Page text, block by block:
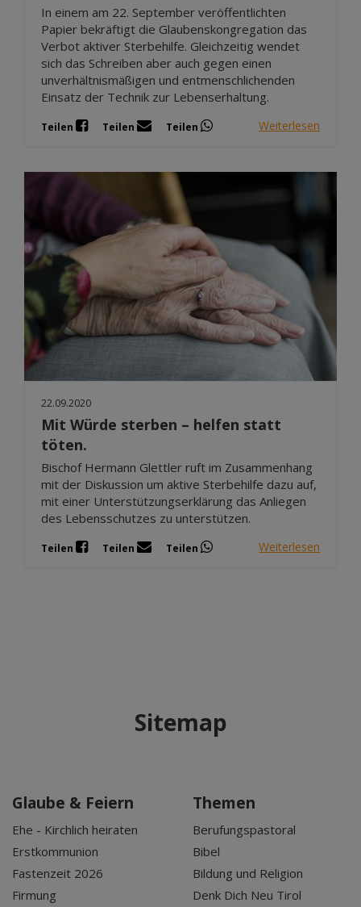
In einem am 22. September veröffentlichten
Papier bekräftigt die Glaubenskongregation das
Verbot aktiver Sterbehilfe. Gleichzeitig wendet
sich das Schreiben aber auch gegen einen
unverhältnismäßigen und entmenschlichenden
Einsatz der Technik zur Lebenserhaltung.
Teilen Teilen Teilen Weiterlesen
22.09.2020
Mit Würde sterben – helfen statt
töten.
Bischof Hermann Glettler ruft im Zusammenhang
mit der Diskussion um aktive Sterbehilfe dazu auf,
mit einer Unterstützungserklärung das Anliegen
des Lebensschutzes zu unterstützen.
Teilen Teilen Teilen Weiterlesen
Sitemap
Glaube & Feiern
Ehe - Kirchlich heiraten
Erstkommunion
Fastenzeit 2026
Firmung
Themen
Berufungspastoral
Bibel
Bildung und Religion
Denk Dich Neu Tirol